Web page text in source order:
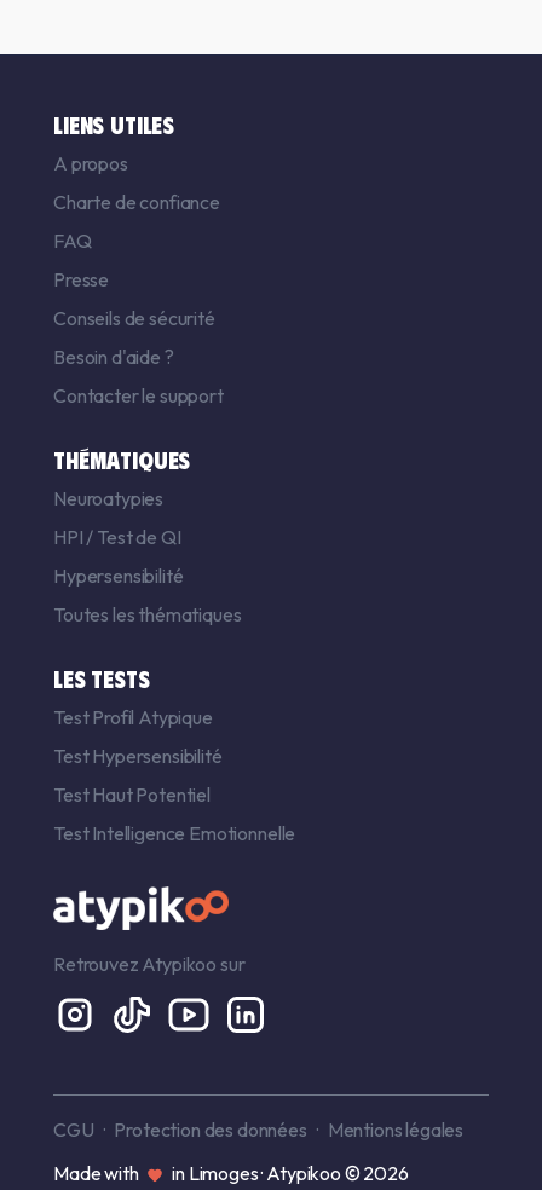
LIENS UTILES
A propos
Charte de confiance
FAQ
Presse
Conseils de sécurité
Besoin d'aide ?
Contacter le support
THÉMATIQUES
Neuroatypies
HPI / Test de QI
Hypersensibilité
Toutes les thématiques
LES TESTS
Test Profil Atypique
Test Hypersensibilité
Test Haut Potentiel
Test Intelligence Emotionnelle
Retrouvez Atypikoo sur
CGU Protection des données
Mentions légales
Made with
in Limoges · Atypikoo © 2026